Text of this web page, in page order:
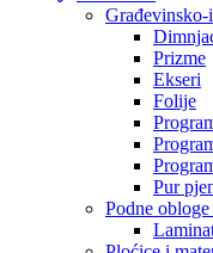
Prizme
Ekseri
Folije
Pur
Podne